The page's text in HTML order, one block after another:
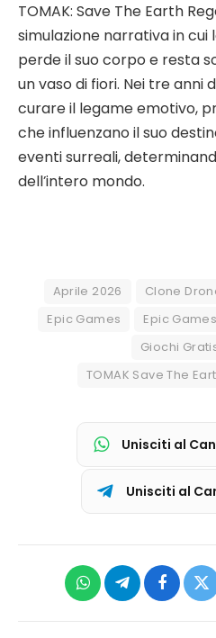
TOMAK: Save The Earth
simulazione narrativa in cui
perde il suo corpo e resta
un vaso di fiori. Nei tre anni
curare il legame emotivo,
che influenzano il suo
eventi surreali,
dell’intero mondo.
Aprile 2026
Clone
Epic Games
Epic
Giochi
TOMAK Save The
Unisciti al
Unisciti al
WhatsAppTelegram
X